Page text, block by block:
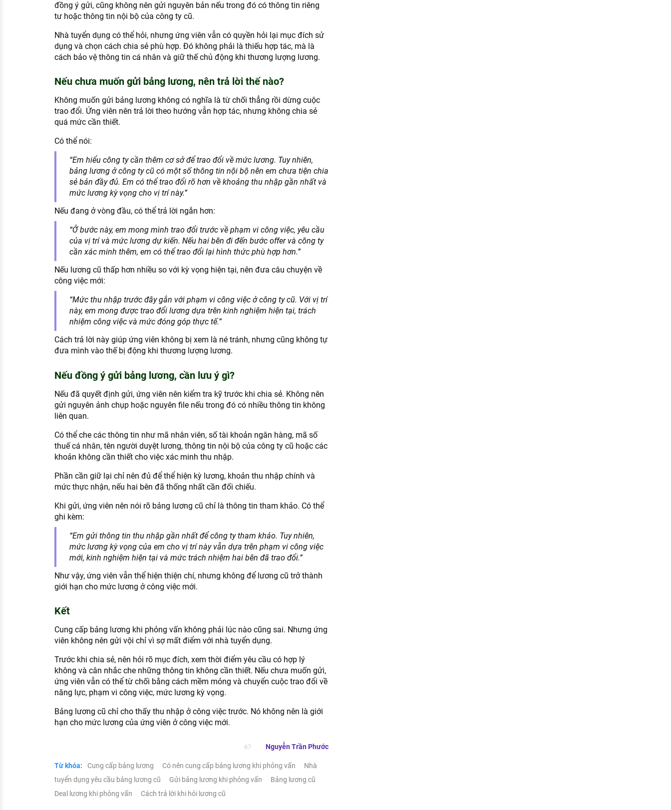
đồng ý gửi, cũng không nên gửi nguyên bản nếu trong đó có thông tin riêng
tư hoặc thông tin nội bộ của công ty cũ.
Nhà tuyển dụng có thể hỏi, nhưng ứng viên vẫn có quyền hỏi lại mục đích sử
dụng và chọn cách chia sẻ phù hợp. Đó không phải là thiếu hợp tác, mà là
cách bảo vệ thông tin cá nhân và giữ thế chủ động khi thương lượng lương.
Nếu chưa muốn gửi bảng lương, nên trả lời thế nào?
Không muốn gửi bảng lương không có nghĩa là từ chối thẳng rồi dừng cuộc
trao đổi. Ứng viên nên trả lời theo hướng vẫn hợp tác, nhưng không chia sẻ
quá mức cần thiết.
Có thể nói:
“Em hiểu công ty cần thêm cơ sở để trao đổi về mức lương. Tuy nhiên,
bảng lương ở công ty cũ có một số thông tin nội bộ nên em chưa tiện chia
sẻ bản đầy đủ. Em có thể trao đổi rõ hơn về khoảng thu nhập gần nhất và
mức lương kỳ vọng cho vị trí này.”
Nếu đang ở vòng đầu, có thể trả lời ngắn hơn:
“Ở bước này, em mong mình trao đổi trước về phạm vi công việc, yêu cầu
của vị trí và mức lương dự kiến. Nếu hai bên đi đến bước offer và công ty
cần xác minh thêm, em có thể trao đổi lại hình thức phù hợp hơn.”
Nếu lương cũ thấp hơn nhiều so với kỳ vọng hiện tại, nên đưa câu chuyện về
công việc mới:
“Mức thu nhập trước đây gắn với phạm vi công việc ở công ty cũ. Với vị trí
này, em mong được trao đổi lương dựa trên kinh nghiệm hiện tại, trách
nhiệm công việc và mức đóng góp thực tế.”
Cách trả lời này giúp ứng viên không bị xem là né tránh, nhưng cũng không tự
đưa mình vào thế bị động khi thương lượng lương.
Nếu đồng ý gửi bảng lương, cần lưu ý gì?
Nếu đã quyết định gửi, ứng viên nên kiểm tra kỹ trước khi chia sẻ. Không nên
gửi nguyên ảnh chụp hoặc nguyên file nếu trong đó có nhiều thông tin không
liên quan.
Có thể che các thông tin như mã nhân viên, số tài khoản ngân hàng, mã số
thuế cá nhân, tên người duyệt lương, thông tin nội bộ của công ty cũ hoặc các
khoản không cần thiết cho việc xác minh thu nhập.
Phần cần giữ lại chỉ nên đủ để thể hiện kỳ lương, khoản thu nhập chính và
mức thực nhận, nếu hai bên đã thống nhất cần đối chiếu.
Khi gửi, ứng viên nên nói rõ bảng lương cũ chỉ là thông tin tham khảo. Có thể
ghi kèm:
“Em gửi thông tin thu nhập gần nhất để công ty tham khảo. Tuy nhiên,
mức lương kỳ vọng của em cho vị trí này vẫn dựa trên phạm vi công việc
mới, kinh nghiệm hiện tại và mức trách nhiệm hai bên đã trao đổi.”
Như vậy, ứng viên vẫn thể hiện thiện chí, nhưng không để lương cũ trở thành
giới hạn cho mức lương ở công việc mới.
Kết
Cung cấp bảng lương khi phỏng vấn không phải lúc nào cũng sai. Nhưng ứng
viên không nên gửi vội chỉ vì sợ mất điểm với nhà tuyển dụng.
Trước khi chia sẻ, nên hỏi rõ mục đích, xem thời điểm yêu cầu có hợp lý
không và cân nhắc che những thông tin không cần thiết. Nếu chưa muốn gửi,
ứng viên vẫn có thể từ chối bằng cách mềm mỏng và chuyển cuộc trao đổi về
năng lực, phạm vi công việc, mức lương kỳ vọng.
Bảng lương cũ chỉ cho thấy thu nhập ở công việc trước. Nó không nên là giới
hạn cho mức lương của ứng viên ở công việc mới.
67 Nguyễn Trần Phước
Từ khóa: Cung cấp bảng lương Có nên cung cấp bảng lương khi phỏng vấn
Nhà
tuyển dụng yêu cầu bảng lương cũ
Gửi bảng lương khi phỏng vấn
Bảng lương cũ
Deal lương khi phỏng vấn
Cách trả lời khi hỏi lương cũ